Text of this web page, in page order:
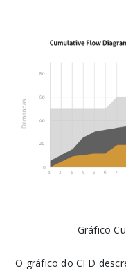
Gráfico
O gráfico do CFD